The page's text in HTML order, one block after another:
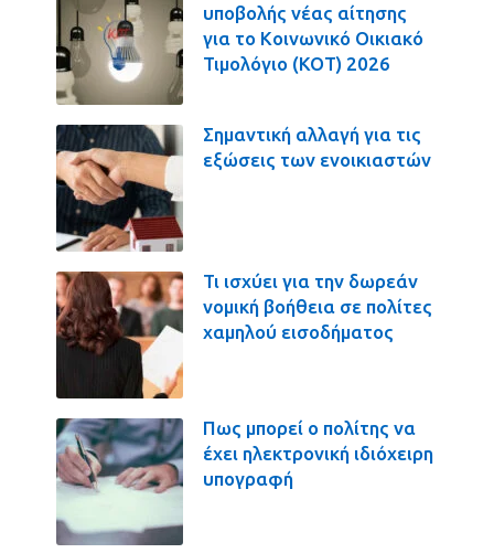
υποβολής νέας αίτησης
για το Κοινωνικό Οικιακό
Τιμολόγιο (ΚΟΤ) 2026
Σημαντική αλλαγή για τις
εξώσεις των ενοικιαστών
Τι ισχύει για την δωρεάν
νομική βοήθεια σε πολίτες
χαμηλού εισοδήματος
Πως μπορεί ο πολίτης να
έχει ηλεκτρονική ιδιόχειρη
υπογραφή